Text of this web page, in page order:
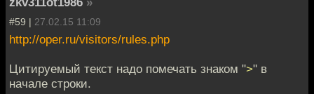
#59 | 27.02.15 11:09
http://oper.ru/visitors/rules.php
Цитируемый текст надо помечать знаком ">" в
начале строки.